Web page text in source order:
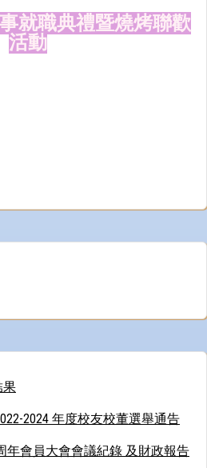
就職典禮暨燒烤聯歡
活動
果
2024 年度校友校董選舉通告
年會員大會會議紀錄 及財政報告